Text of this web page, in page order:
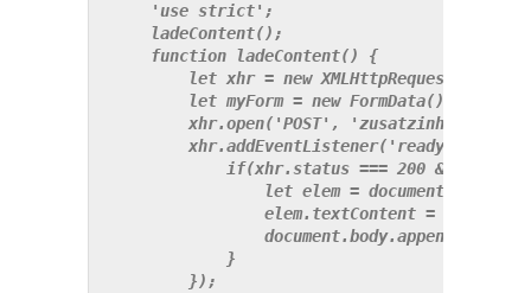
    'use strict';
    ladeContent();
    function ladeContent() {
        let
xhr = new XMLHttpRequest();
        let
myForm = new FormData();
xhr.open('POST',
if(xhr.status === 200 &&
                let
elem =
elem.textContent =
            }
        });